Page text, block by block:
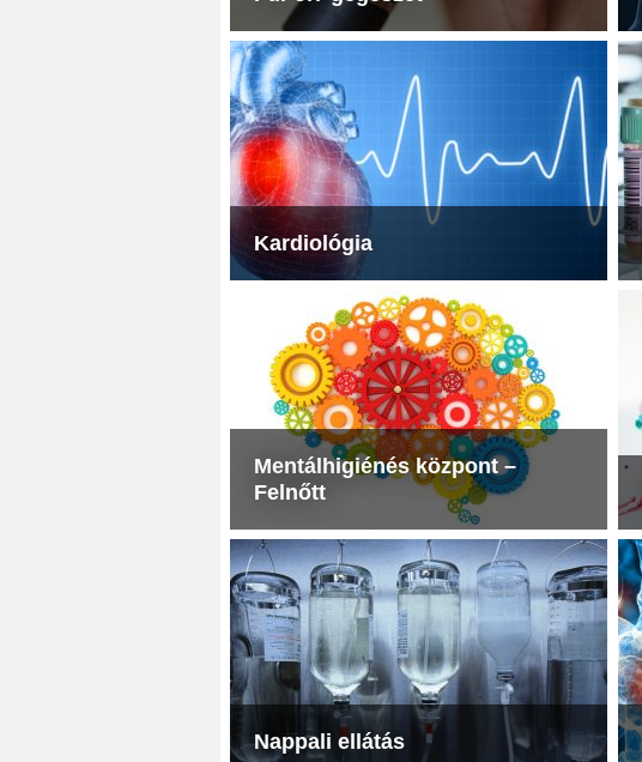
Kardiológia
Mentálhigiénés központ –
Felnőtt
Nappali ellátás